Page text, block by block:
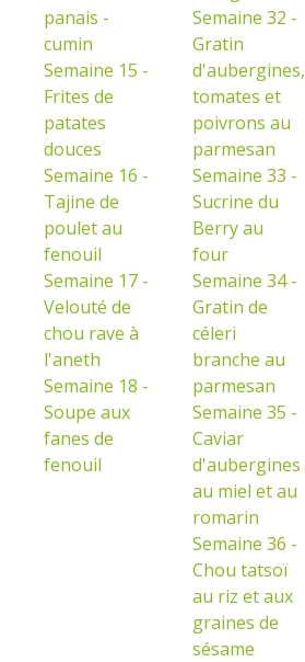
panais -
cumin
Semaine 15 -
Frites de
patates
douces
Semaine 16 -
Tajine de
poulet au
fenouil
Semaine 17 -
Velouté de
chou rave à
l'aneth
Semaine 18 -
Soupe aux
fanes de
fenouil
Semaine 32 -
Gratin
d'aubergines,
tomates et
poivrons au
parmesan
Semaine 33 -
Sucrine du
Berry au
four
Semaine 34 -
Gratin de
céleri
branche au
parmesan
Semaine 35 -
Caviar
d'aubergines
au miel et au
romarin
Semaine 36 -
Chou tatsoï
au riz et aux
graines de
sésame